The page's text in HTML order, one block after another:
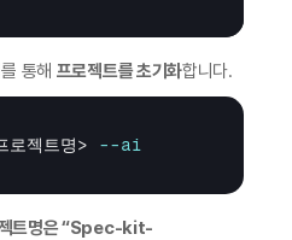
통해 프로젝트를 초기화합니다.
젝트명> --ai
트명은 “Spec-kit-